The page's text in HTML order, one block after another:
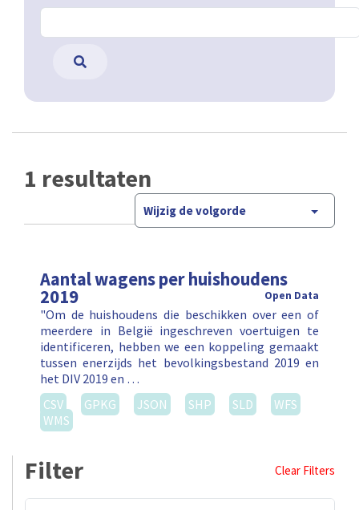
1 resultaten
Wijzig de volgorde
Aantal wagens per huishoudens
2019 Open Data
"Om de huishoudens die beschikken over een of
meerdere in België ingeschreven voertuigen te
identificeren, hebben we een koppeling gemaakt
tussen enerzijds het bevolkingsbestand 2019 en
het DIV 2019 en …
CSV
GPKG JSON SHP SLD
WFS
WMS
Filter Clear Filters